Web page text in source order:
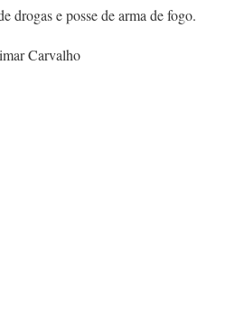
drogas e posse de arma de fogo.
Carvalho